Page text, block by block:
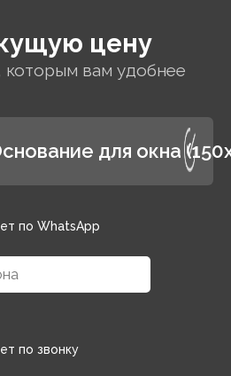
цену
вам удобнее
для окна
по WhatsApp
по звонку